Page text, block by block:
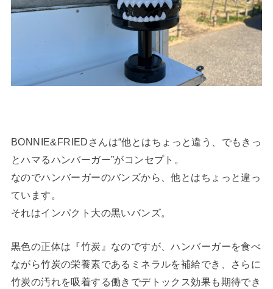
BONNIE&FRIEDさんは“他とはちょっと違う、でもきっ
とハマるハンバーガー”がコンセプト。
なのでハンバーガーのバンズから、他とはちょっと違っ
ています。
それはインパクト大の黒いバンズ。
黒色の正体は『竹炭』なのですが、ハンバーガーを食べ
ながら竹炭の栄養素であるミネラルを補給でき、さらに
竹炭の汚れを吸着する働きでデトックス効果も期待でき